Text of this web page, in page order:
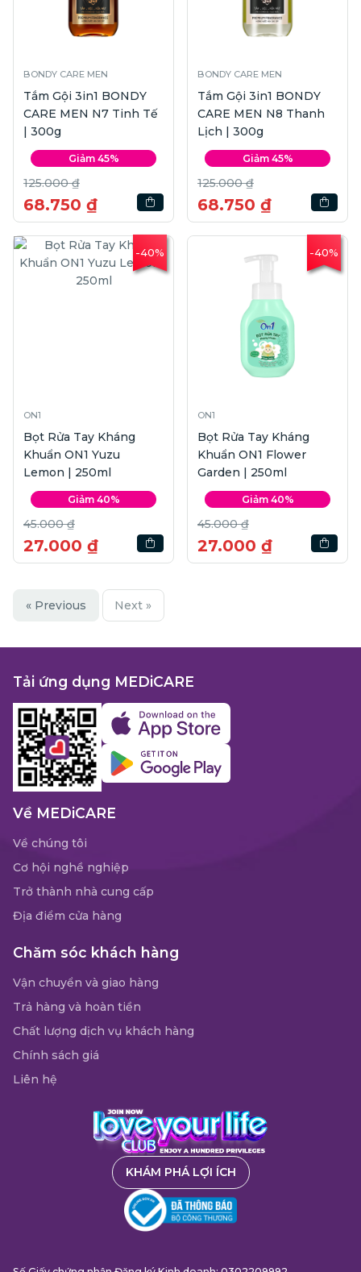
BONDY CARE MEN
Tắm Gội 3in1 BONDY
CARE MEN N7 Tinh Tế
| 300g
Giảm 45%
125.000 ₫
68.750 ₫
BONDY CARE MEN
Tắm Gội 3in1 BONDY
CARE MEN N8 Thanh
Lịch | 300g
Giảm 45%
125.000 ₫
68.750 ₫
-40%
ON1
Bọt Rửa Tay Kháng
Khuẩn ON1 Yuzu
Lemon | 250ml
Giảm 40%
45.000 ₫
27.000 ₫
-40%
ON1
Bọt Rửa Tay Kháng
Khuẩn ON1 Flower
Garden | 250ml
Giảm 40%
45.000 ₫
27.000 ₫
« Previous Next »
Tải ứng dụng MEDiCARE
Về MEDiCARE
Về chúng tôi
Cơ hội nghề nghiệp
Trở thành nhà cung cấp
Địa điểm cửa hàng
Chăm sóc khách hàng
Vận chuyển và giao hàng
Trả hàng và hoàn tiền
Chất lượng dịch vụ khách hàng
Chính sách giá
Liên hệ
KHÁM PHÁ LỢI ÍCH